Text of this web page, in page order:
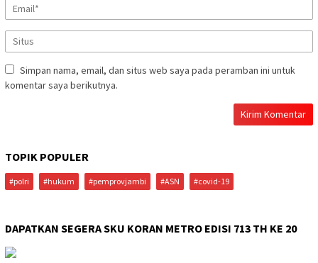
Simpan nama, email, dan situs web saya pada peramban ini untuk
komentar saya berikutnya.
TOPIK POPULER
#polri #hukum #pemprovjambi #ASN #covid-19
DAPATKAN SEGERA SKU KORAN METRO EDISI 713 TH KE 20